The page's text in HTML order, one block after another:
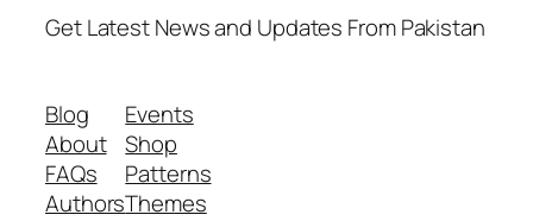
Get Latest News and Updates From Pakistan
Blog
About
FAQs
Authors
Events
Shop
Patterns
Themes